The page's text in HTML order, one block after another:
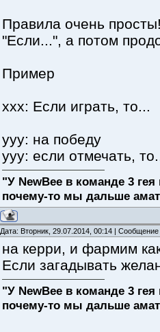
Правила очень
"Если...", а потом
Пример
xxx: Если играть, то...
yyy: на победу
yyy: если отмечать,
"У NewBee в команде 3
почему-то мы дальше
Дата: Вторник, 29.07.2014, 00:14 |
на керри, и фармим
Если загадывать
"У NewBee в команде 3
почему-то мы дальше